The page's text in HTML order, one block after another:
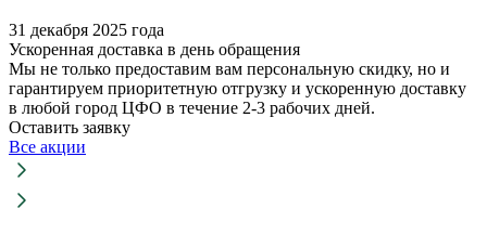
31 декабря 2025 года
Ускоренная доставка в день обращения
Мы не только предоставим вам персональную скидку, но и
гарантируем приоритетную отгрузку и ускоренную доставку
в любой город ЦФО в течение 2-3 рабочих дней.
Оставить заявку
Все акции